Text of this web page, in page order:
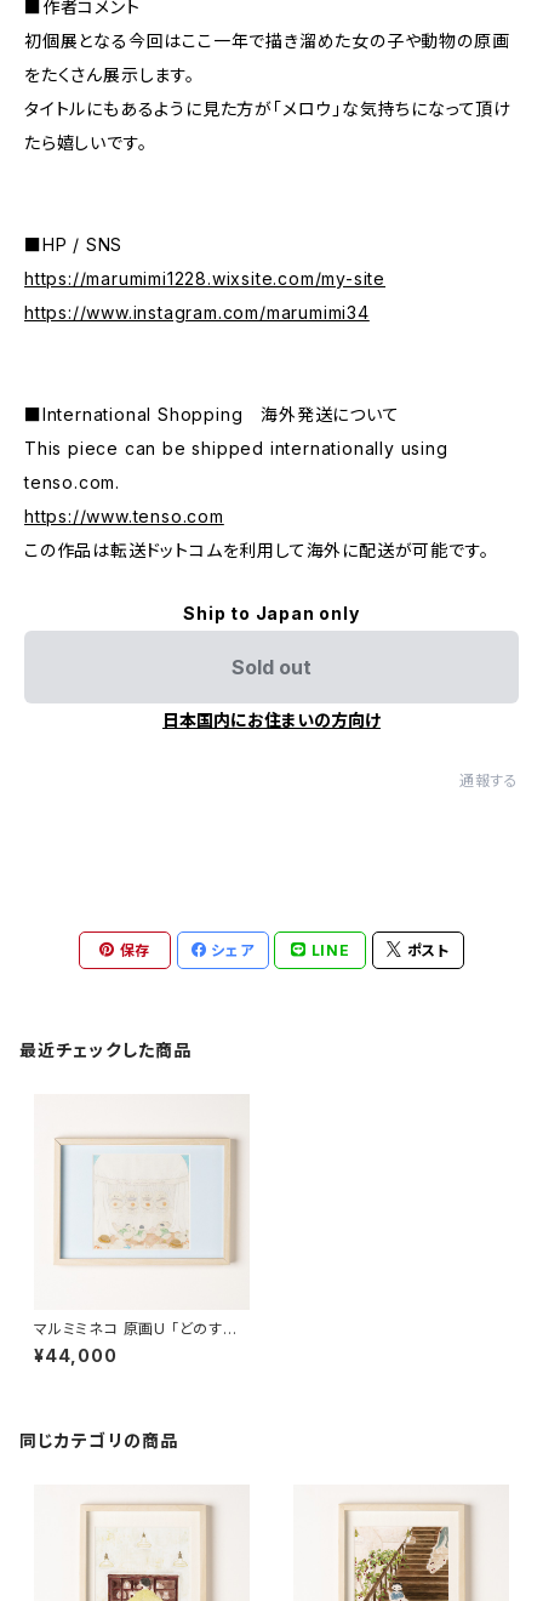
■作者コメント
初個展となる今回はここ一年で描き溜めた女の子や動物の原画
をたくさん展示します。
タイトルにもあるように見た方が「メロウ」な気持ちになって頂け
たら嬉しいです。
■HP / SNS
https://marumimi1228.wixsite.com/my-site
https://www.instagram.com/marumimi34
■International Shopping 海外発送について
This piece can be shipped internationally using
tenso.com.
https://www.tenso.com
この作品は転送ドットコムを利用して海外に配送が可能です。
Ship to Japan only
Sold out
日本国内にお住まいの方向け
通報する
保存 シェア LINE ポスト
最近チェックした商品
マルミミネコ 原画U 「どのすも
もが一番熟れてるか選手権」
¥44,000
同じカテゴリの商品